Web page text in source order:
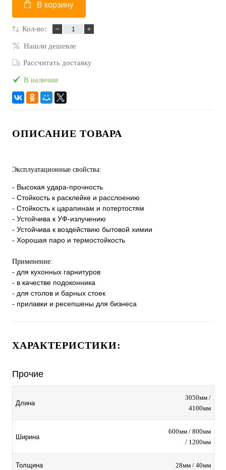
В корзину
Кол-во:
Нашли дешевле
Рассчитать доставку
В наличии
ОПИСАНИЕ ТОВАРА
Эксплуатационные свойства:
- Высокая удара-прочность
- Стойкость к расклейке и расслоению
- Стойкость к царапинам и потертостям
- Устойчива к УФ-излучению
- Устойчива к воздействию бытовой химии
- Хорошая паро и термостойкость
Применение:
- для кухонных гарнитуров
- в качестве подоконника
- для столов и барных стоек
- прилавки и ресепшены для бизнеса
ХАРАКТЕРИСТИКИ:
Прочие
Длина
3050мм /
4100мм
Ширина
600мм / 800мм
/ 1200мм
Толщина 28мм / 40мм